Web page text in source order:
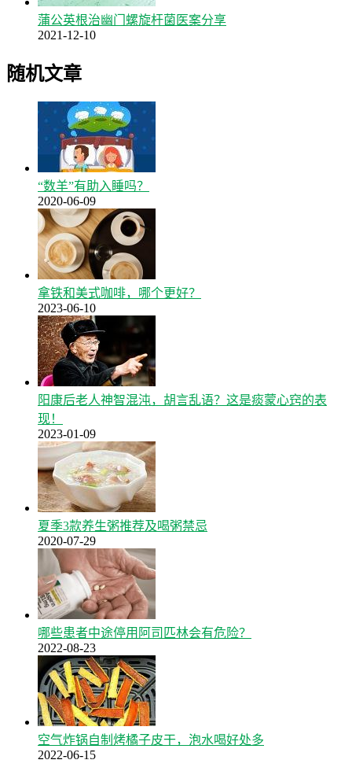
蒲公英根治幽门螺旋杆菌医案分享
2021-12-10
随机文章
“数羊”有助入睡吗？
2020-06-09
拿铁和美式咖啡，哪个更好？
2023-06-10
阳康后老人神智混沌，胡言乱语？这是痰蒙心窍的表
现！
2023-01-09
夏季3款养生粥推荐及喝粥禁忌
2020-07-29
哪些患者中途停用阿司匹林会有危险？
2022-08-23
空气炸锅自制烤橘子皮干，泡水喝好处多
2022-06-15